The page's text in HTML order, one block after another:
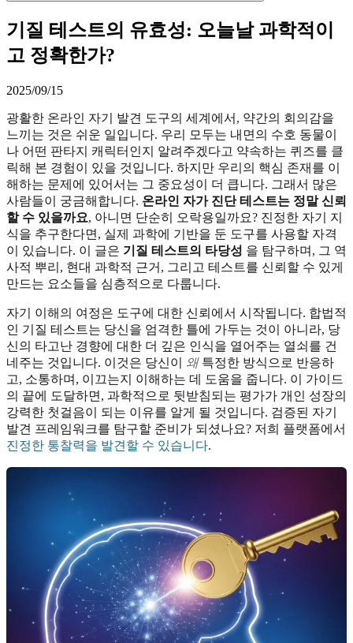
기질 테스트의 유효성: 오늘날 과학적이
고 정확한가?
2025/09/15
광활한 온라인 자기 발견 도구의 세계에서, 약간의 회의감을
느끼는 것은 쉬운 일입니다. 우리 모두는 내면의 수호 동물이
나 어떤 판타지 캐릭터인지 알려주겠다고 약속하는 퀴즈를 클
릭해 본 경험이 있을 것입니다. 하지만 우리의 핵심 존재를 이
해하는 문제에 있어서는 그 중요성이 더 큽니다. 그래서 많은
사람들이 궁금해합니다. 온라인 자가 진단 테스트는 정말 신뢰
할 수 있을까요, 아니면 단순히 오락용일까요? 진정한 자기 지
식을 추구한다면, 실제 과학에 기반을 둔 도구를 사용할 자격
이 있습니다. 이 글은 기질 테스트의 타당성 을 탐구하며, 그 역
사적 뿌리, 현대 과학적 근거, 그리고 테스트를 신뢰할 수 있게
만드는 요소들을 심층적으로 다룹니다.
자기 이해의 여정은 도구에 대한 신뢰에서 시작됩니다. 합법적
인 기질 테스트는 당신을 엄격한 틀에 가두는 것이 아니라, 당
신의 타고난 경향에 대한 더 깊은 인식을 열어주는 열쇠를 건
네주는 것입니다. 이것은 당신이 왜특정한 방식으로 반응하
고, 소통하며, 이끄는지 이해하는 데 도움을 줍니다. 이 가이드
의 끝에 도달하면, 과학적으로 뒷받침되는 평가가 개인 성장의
강력한 첫걸음이 되는 이유를 알게 될 것입니다. 검증된 자기
발견 프레임워크를 탐구할 준비가 되셨나요? 저희 플랫폼에서
진정한 통찰력을 발견할 수 있습니다.